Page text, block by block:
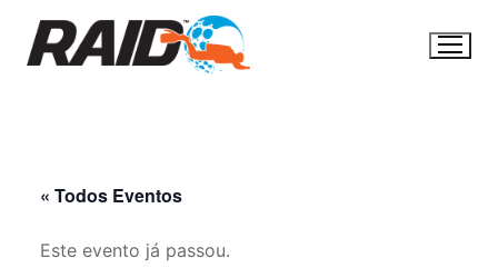
para
« Todos Eventos
Este evento já passou.